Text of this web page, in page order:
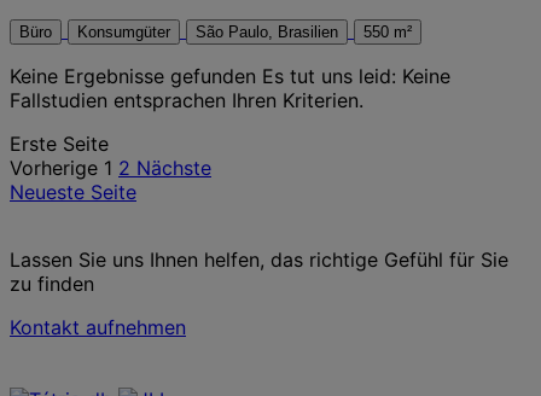
Büro Konsumgüter São Paulo, Brasilien 550 m²
Keine Ergebnisse gefunden Es tut uns leid: Keine
Fallstudien entsprachen Ihren Kriterien.
Posts
pagination
Erste Seite
Vorherige 1 2 Nächste
Neueste Seite
Lassen Sie uns Ihnen helfen, das richtige Gefühl für Sie
zu finden
Kontakt aufnehmen